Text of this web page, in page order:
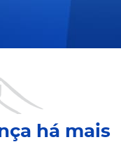
há mais